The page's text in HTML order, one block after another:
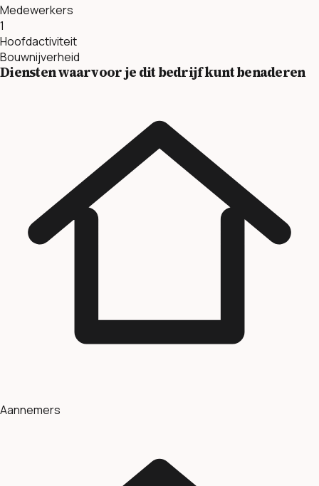
Medewerkers
1
Hoofdactiviteit
Bouwnijverheid
Diensten waarvoor je dit bedrijf kunt benaderen
Aannemers